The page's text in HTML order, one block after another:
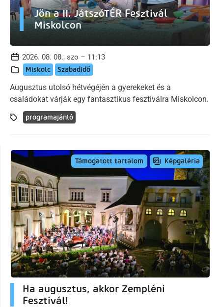
Jön a II. JátszóTÉR Fesztivál
Miskolcon
2026. 08. 08., szo – 11:13
Miskolc Szabadidő
Augusztus utolsó hétvégéjén a gyerekeket és a
családokat várják egy fantasztikus fesztiválra Miskolcon.
programajánló
Támogatott tartalom Képgaléria
Ha augusztus, akkor Zempléni
Fesztivál!